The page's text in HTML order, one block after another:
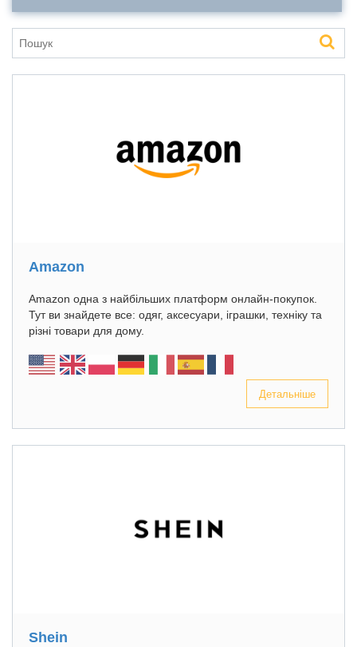
Amazon
Amazon одна з найбільших платформ онлайн-покупок.
Тут ви знайдете все: одяг, аксесуари, іграшки, техніку та
різні товари для дому.
Детальніше
Shein